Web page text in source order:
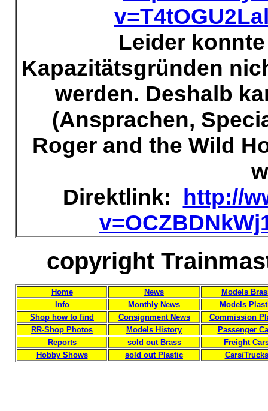
Leider
Kapazitätsgründen
werden. Deshalb
(Ansprachen,
Roger and the Wild
Direktlink: http://
copyright
Home News
Models
Info
Monthly News
Models
Shop how to find
Consignment News
Commission
RR-Shop Photos
Models History
Passenger
Reports
sold out Brass
Freight
Hobby Shows
sold out Plastic Cars/Trucks